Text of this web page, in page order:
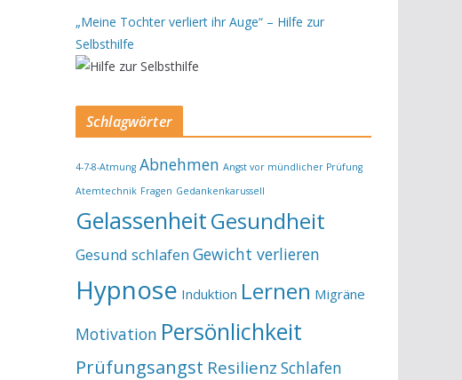
„Meine Tochter verliert ihr Auge“ – Hilfe zur
Selbsthilfe
Schlagwörter
4-7-8-Atmung Abnehmen Angst vor mündlicher Prüfung
Atemtechnik Fragen Gedankenkarussell
GelassenheitGesundheit
Gesund schlafen Gewicht verlieren
Hypnose Induktion Lernen Migräne
Motivation Persönlichkeit
Prüfungsangst Resilienz Schlafen